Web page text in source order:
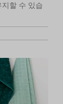
할 수 있습